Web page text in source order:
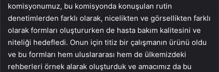
komisyonumuz, bu komisyonda konuşulan rutin
denetimlerden farklı olarak, nicelikten ve görsellikten farklı
olarak formları oluştururken de hasta bakım kalitesini ve
niteliği hedefledi. Onun için titiz bir çalışmanın ürünü oldu
ve bu formları hem uluslararası hem de ülkemizdeki
rehberleri örnek alarak oluşturduk ve amacımız da bu